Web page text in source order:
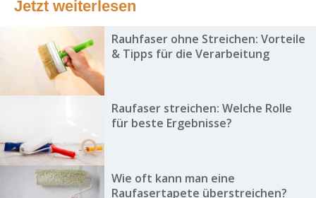
Jetzt weiterlesen
Rauhfaser ohne Streichen: Vorteile
& Tipps für die Verarbeitung
Raufaser streichen: Welche Rolle
für beste Ergebnisse?
Wie oft kann man eine
Raufasertapete überstreichen?